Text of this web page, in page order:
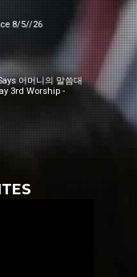
8/5//26
어머니의 말씀대
3rd Worship -